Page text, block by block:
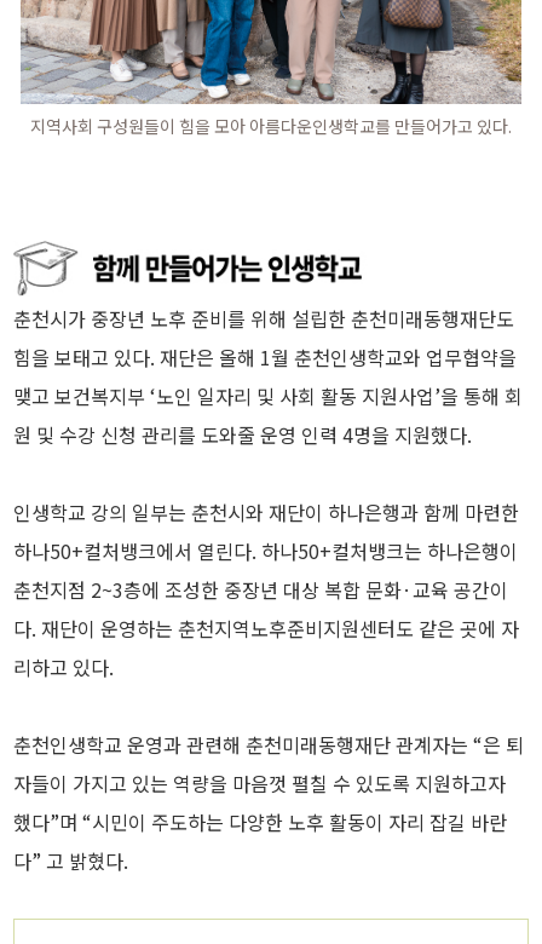
지역사회 구성원들이 힘을 모아 아름다운인생학교를 만들어가고 있다.
춘천시가 중장년 노후 준비를 위해 설립한 춘천미래동행재단도
힘을 보태고 있다. 재단은 올해 1월 춘천인생학교와 업무협약을
맺고 보건복지부 ‘노인 일자리 및 사회 활동 지원사업’을 통해 회
원 및 수강 신청 관리를 도와줄 운영 인력 4명을 지원했다.
인생학교 강의 일부는 춘천시와 재단이 하나은행과 함께 마련한
하나50+컬처뱅크에서 열린다. 하나50+컬처뱅크는 하나은행이
춘천지점 2~3층에 조성한 중장년 대상 복합 문화·교육 공간이
다. 재단이 운영하는 춘천지역노후준비지원센터도 같은 곳에 자
리하고 있다.
춘천인생학교 운영과 관련해 춘천미래동행재단 관계자는 “은 퇴
자들이 가지고 있는 역량을 마음껏 펼칠 수 있도록 지원하고자
했다”며 “시민이 주도하는 다양한 노후 활동이 자리 잡길 바란
다” 고 밝혔다.